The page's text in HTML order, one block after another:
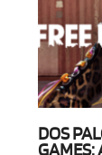
DOS
GAMES: